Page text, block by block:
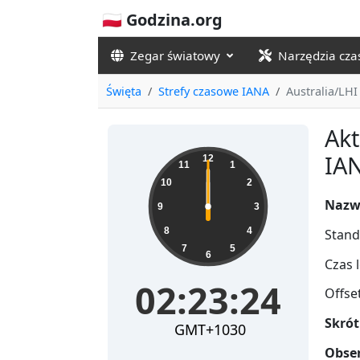
🇵🇱 Godzina.org
Zegar światowy Narzędzia
Święta Strefy czasowe IANA Australia/LHI
12
1
2
3
4
5
6
7
8
9
10
11
02:23:24
GMT+1030
Czas